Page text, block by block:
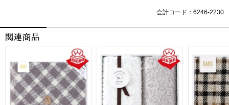
会計コード：6246-2230